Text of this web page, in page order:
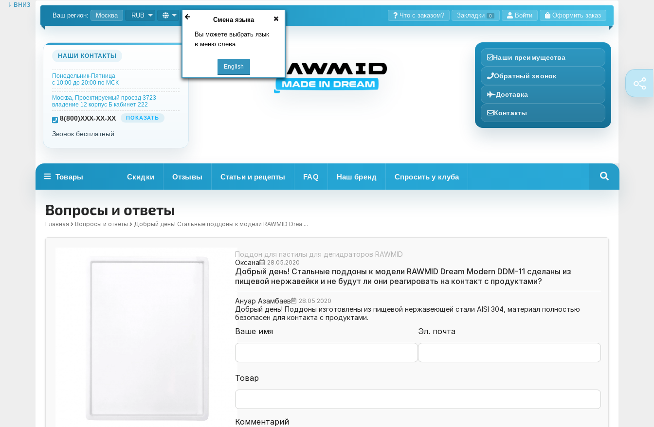
↓ вниз
Ваш регион: Москва RUB
Смена языка
Вы можете выбрать язык
в меню слева
Что с заказом? Закладки 0 Войти Оформить заказ
НАШИ КОНТАКТЫ
Понедельник-Пятница
с 10:00 до 20:00 по МСК
Москва, Проектируемый проезд 3723
владение 12 корпус Б кабинет 222
8(800)XXX-XX-XX ПОКАЗАТЬ
Звонок бесплатный
Наши преимущества
Обратный звонок
Доставка
Контакты
Товары Скидки Отзывы Статьи и рецепты FAQ Наш бренд Спросить у клуба
Вопросы и ответы
Главная Вопросы и ответы Добрый день! Стальные поддоны к модели RAWMID Drea ...
Поддон для пастилы для дегидраторов RAWMID
Оксана
28.05.2020
Добрый день! Стальные поддоны к модели RAWMID Dream Modern DDM-11 сделаны из
пищевой нержавейки и не будут ли они реагировать на контакт с продуктами?
Ануар Азамбаев 28.05.2020
Добрый день! Поддоны изготовлены из пищевой нержавеющей стали AISI 304, материал полностью
безопасен для контакта с продуктами.
Ваше имя Эл. почта
Товар
Комментарий